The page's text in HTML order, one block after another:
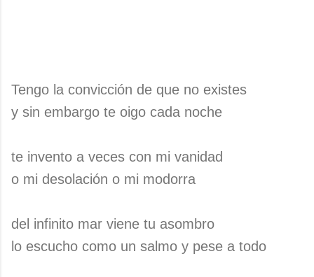
Tengo la convicción de que no existes
y sin embargo te oigo cada noche
te invento a veces con mi vanidad
o mi desolación o mi modorra
del infinito mar viene tu asombro
lo escucho como un salmo y pese a todo